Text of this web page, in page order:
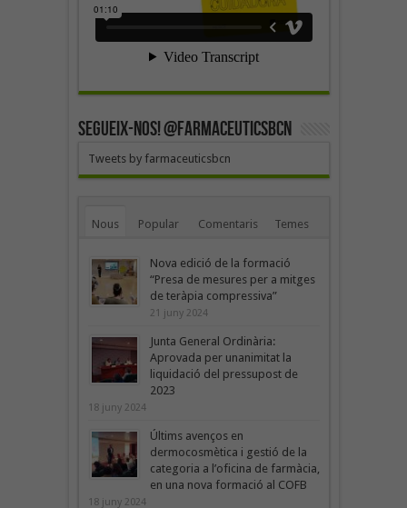
SEGUEIX-NOS! @farmaceuticsbcn
Tweets by farmaceuticsbcn
Nous Popular Comentaris Temes
Nova edició de la formació
“Presa de mesures per a mitges
de teràpia compressiva”
21 juny 2024
Junta General Ordinària:
Aprovada per unanimitat la
liquidació del pressupost de
2023
18 juny 2024
Últims avenços en
dermocosmètica i gestió de la
categoria a l’oficina de farmàcia,
en una nova formació al COFB
18 juny 2024